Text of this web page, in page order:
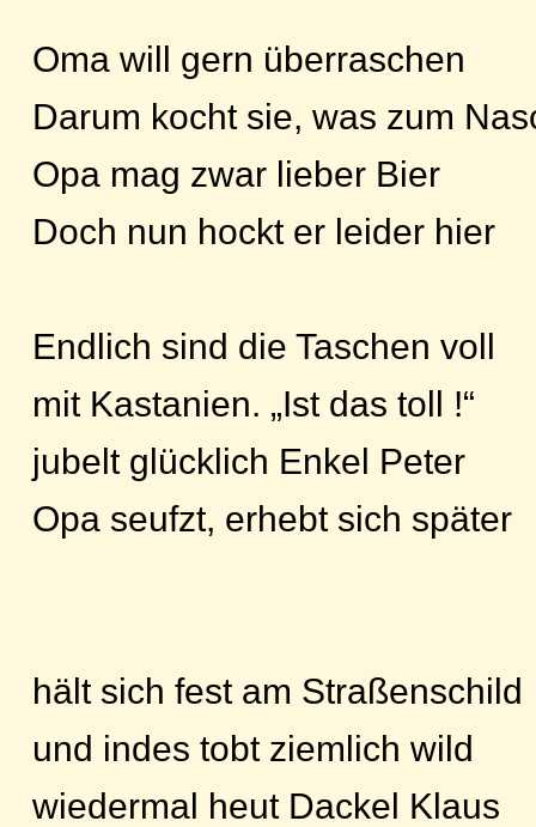
Oma will gern überraschen
Darum kocht sie, was zum
Opa mag zwar lieber Bier
Doch nun hockt er leider hier
Endlich sind die Taschen voll
mit Kastanien. „Ist das toll !“
jubelt glücklich Enkel Peter
Opa seufzt, erhebt sich später
hält sich fest am Straßenschild
und indes tobt ziemlich wild
wiedermal heut Dackel Klaus